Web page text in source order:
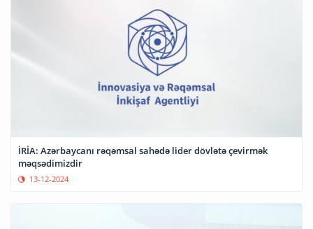
İRİA: Azərbaycanı rəqəmsal sahədə lider dövlətə çevirmək
məqsədimizdir
13-12-2024